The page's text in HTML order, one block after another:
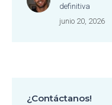
definitiva
junio 20, 2026
¿Contáctanos!